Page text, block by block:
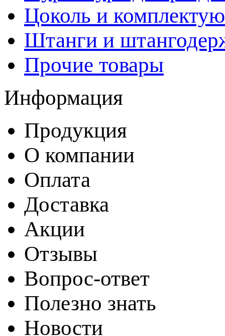
Цоколь и
Штанги и
Прочие товары
Информация
Продукция
О компании
Оплата
Доставка
Акции
Отзывы
Вопрос-ответ
Полезно знать
Новости